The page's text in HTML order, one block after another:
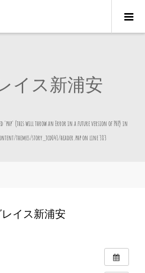
イス新浦安
'php' (this will throw an Error in a future version of PHP) in
themes/story_tcd041/header.phpon line383
イス新浦安